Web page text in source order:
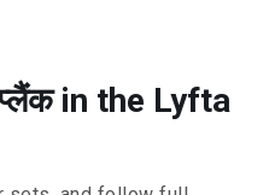
in the Lyfta